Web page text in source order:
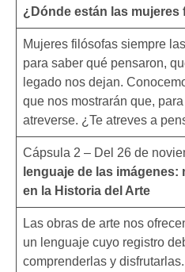
¿Dónde están las mujeres
Mujeres filósofas siempre
para saber qué pensaron,
legado nos dejan.
que nos mostrarán que,
atreverse. ¿Te atreves a
Cápsula 2 – Del 26 de
lenguaje de las
en la Historia del Arte
Las obras de arte nos
un lenguaje cuyo registro
comprenderlas y